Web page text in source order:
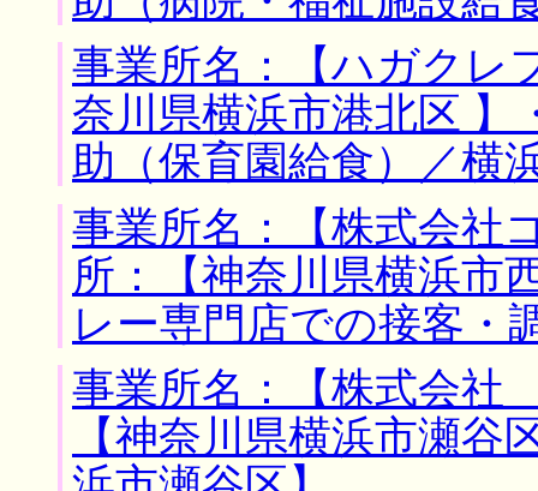
事業所名：【ハガクレ
奈川県横浜市港北区 】
助（保育園給食）／横
事業所名：【株式会社
所：【神奈川県横浜市
レー専門店での接客・
事業所名：【株式会
【神奈川県横浜市瀬谷